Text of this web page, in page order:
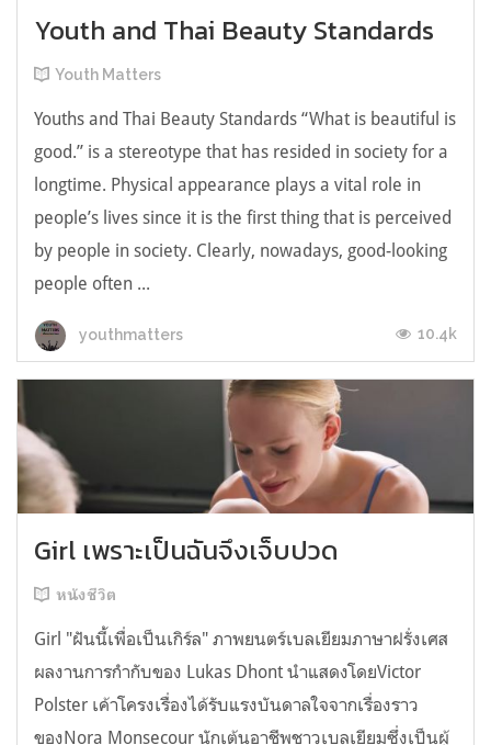
Youth and Thai Beauty Standards
Youth Matters
Youths and Thai Beauty Standards “What is beautiful is
good.” is a stereotype that has resided in society for a
longtime. Physical appearance plays a vital role in
people’s lives since it is the first thing that is perceived
by people in society. Clearly, nowadays, good-looking
people often ...
youthmatters 10.4k
Girl เพราะเป็นฉันจึงเจ็บปวด
หนังชีวิต
Girl "ฝันนี้เพื่อเป็นเกิร์ล" ภาพยนตร์เบลเยียมภาษาฝรั่งเศส
ผลงานการกำกับของ Lukas Dhont นำแสดงโดยVictor
Polster เค้าโครงเรื่องได้รับแรงบันดาลใจจากเรื่องราว
ของNora Monsecour นักเต้นอาชีพชาวเบลเยียมซึ่งเป็นผู้